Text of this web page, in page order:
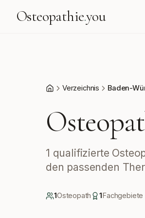
Osteopathie.you
Start Verzeichnis Baden-
1 qualifizierte
den passenden
1Osteopath 1Fachgebiete